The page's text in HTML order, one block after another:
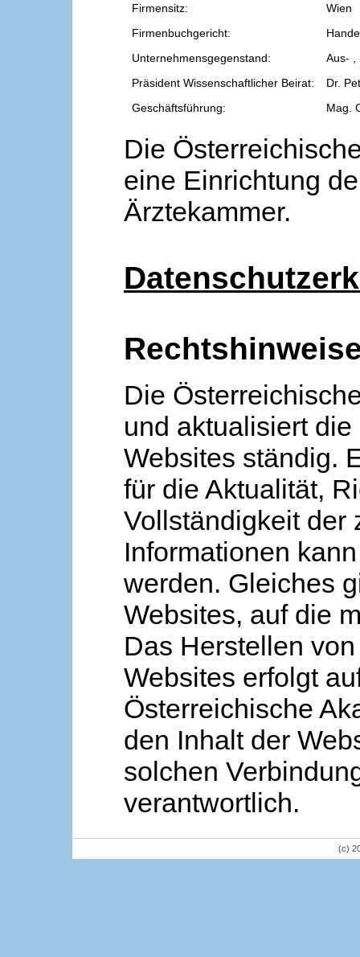
Firmensitz:
Wien
Firmenbuchgericht:
Unternehmensgegenstand:
Aus- ,
Präsident Wissenschaftlicher Beirat:
Dr.
Geschäftsführung:
Mag.
Die
eine Einrichtung
Ärztekammer.
Die
und aktualisiert
Websites ständig.
für die Aktualität,
Vollständigkeit der
Informationen
werden. Gleiches
Websites, auf die
Das Herstellen
Websites erfolgt
Österreichische
den Inhalt der
solchen
verantwortlich.
(c)